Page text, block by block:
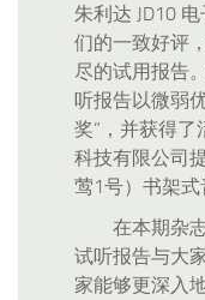
朱利达 JD10
们的一致好评
尽的试用报告
听报告以微弱
奖”，并获得了
科技有限公司
莺1号）书架式
在本期杂
试听报告与大
家能够更深入